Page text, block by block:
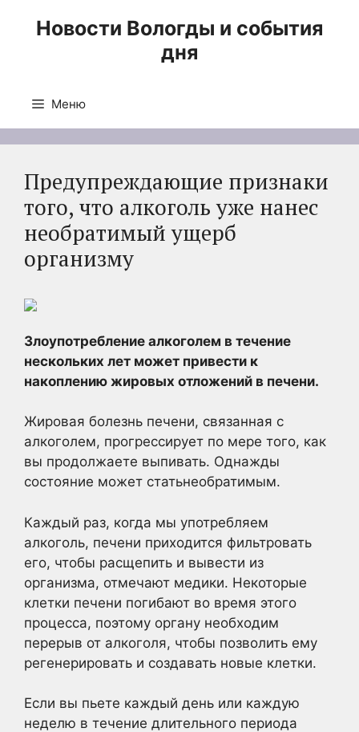
Новости Вологды и события
дня
Меню
Предупреждающие признаки
того, что алкоголь уже нанес
необратимый ущерб
организму
Злоупотребление алкоголем в течение
нескольких лет может привести к
накоплению жировых отложений в печени.
Жировая болезнь печени, связанная с
алкоголем, прогрессирует по мере того, как
вы продолжаете выпивать. Однажды
состояние может статьнеобратимым.
Каждый раз, когда мы употребляем
алкоголь, печени приходится фильтровать
его, чтобы расщепить и вывести из
организма, отмечают медики. Некоторые
клетки печени погибают во время этого
процесса, поэтому органу необходим
перерыв от алкоголя, чтобы позволить ему
регенерировать и создавать новые клетки.
Если вы пьете каждый день или каждую
неделю в течение длительного периода